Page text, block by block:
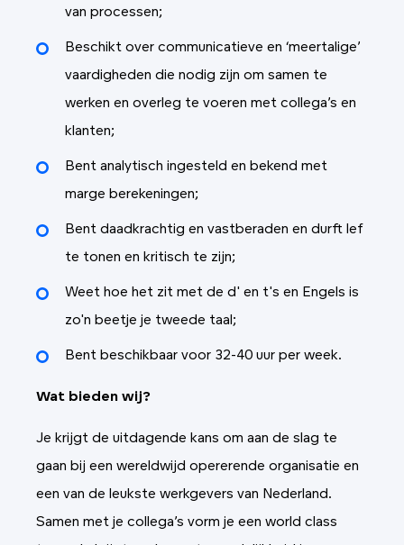
van processen;
Beschikt over communicatieve en ‘meertalige’
vaardigheden die nodig zijn om samen te
werken en overleg te voeren met collega’s en
klanten;
Bent analytisch ingesteld en bekend met
marge berekeningen;
Bent daadkrachtig en vastberaden en durft lef
te tonen en kritisch te zijn;
Weet hoe het zit met de d' en t's en Engels is
zo'n beetje je tweede taal;
Bent beschikbaar voor 32-40 uur per week.
Wat bieden wij?
Je krijgt de uitdagende kans om aan de slag te
gaan bij een wereldwijd opererende organisatie en
een van de leukste werkgevers van Nederland.
Samen met je collega’s vorm je een world class